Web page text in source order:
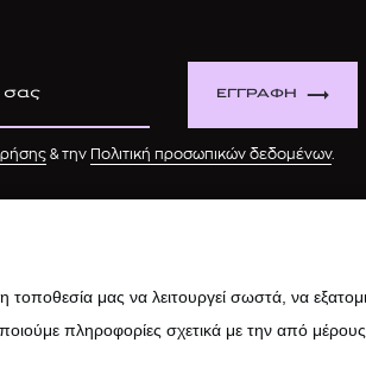
ΕΓΓΡΑΦΗ
& την Πολιτική προσωπικών δεδομένων.
μας να λειτουργεί σωστά, να
πληροφορίες σχετικά με την από